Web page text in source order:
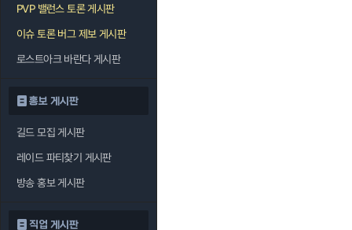
PVP 밸런스 토론 게시판
이슈 토론 버그 제보 게시판
로스트아크 바란다 게시판
홍보 게시판
길드 모집 게시판
레이드 파티찾기 게시판
방송 홍보 게시판
직업 게시판